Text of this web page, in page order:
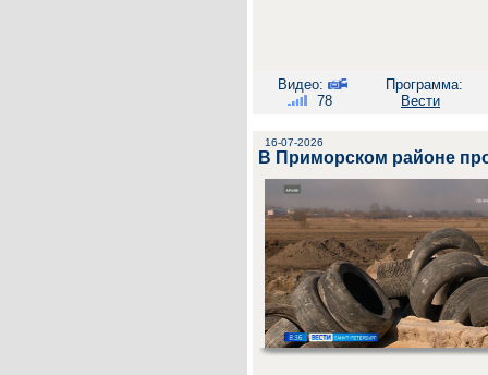
Видео:
78
Программа:
Вести
16-07-2026
В Приморском районе